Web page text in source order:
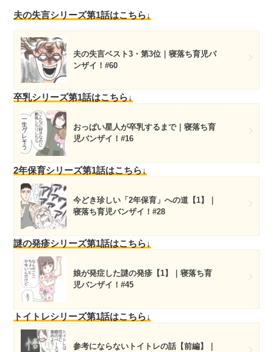
夫の失言シリーズ第1話はこちら↓
夫の失言ベスト3・第3位｜寝落ち育児バ
ンザイ！#60
卒乳シリーズ第1話はこちら↓
おっぱい星人が卒乳するまで｜寝落ち育
児バンザイ！#16
2年保育シリーズ第1話はこちら↓
今どき珍しい「2年保育」への道【1】｜
寝落ち育児バンザイ！#28
謎の発疹シリーズ第1話はこちら↓
娘が発症した謎の発疹【1】｜寝落ち育
児バンザイ！#45
トイトレシリーズ第1話はこちら↓
参考にならないトイトレの話【前編】｜